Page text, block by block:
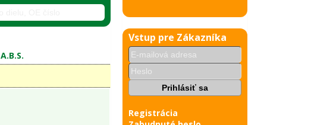
A.B.S.
Vstup pre Zákazníka
Registrácia